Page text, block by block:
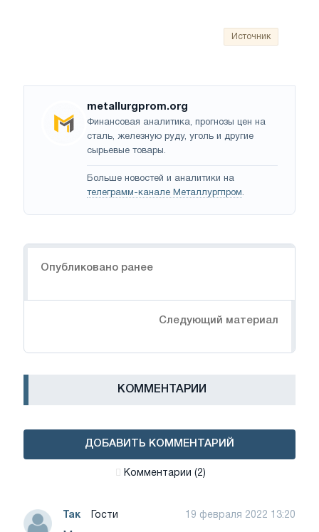
Источник
metallurgprom.org
Финансовая аналитика, прогнозы цен на
сталь, железную руду, уголь и другие
сырьевые товары.
Больше новостей и аналитики на
телеграмм-канале Металлургпром.
Опубликовано ранее
Следующий материал
КОММЕНТАРИИ
ДОБАВИТЬ КОММЕНТАРИЙ
Комментарии (2)
Так Гости 19 февраля 2022 13:20